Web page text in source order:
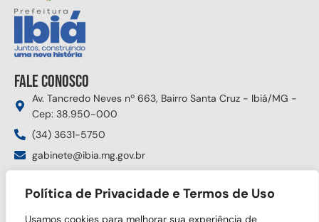
Política de Privacidade e Termos de Uso
Usamos cookies para melhorar sua experiência de
Fale conosco
Av. Tancredo Neves nº 663, Bairro Santa Cruz - Ibiá/MG -
Cep: 38.950-000
(34) 3631-5750
gabinete@ibia.mg.gov.br